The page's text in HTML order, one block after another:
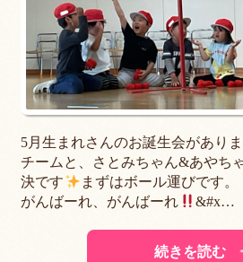
5月生まれさんのお誕生会があり
チームと、さとみちゃん&あやち
決です
まずはボール運びです。
がんばーれ、がんばーれ
&#x…
続きを読む